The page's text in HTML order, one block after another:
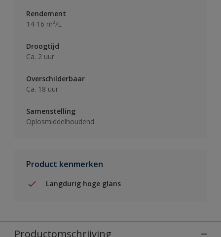
Rendement
14-16 m²/L
Droogtijd
Ca. 2 uur
Overschilderbaar
Ca. 18 uur
Samenstelling
Oplosmiddelhoudend
Product kenmerken
Langdurig hoge glans
Productomschrijving